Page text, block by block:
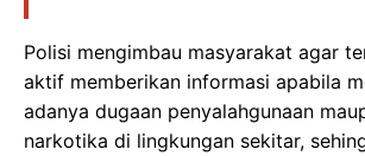
Polisi mengimbau masyarakat agar
aktif memberikan informasi apabila
adanya dugaan penyalahgunaan
narkotika di lingkungan sekitar,